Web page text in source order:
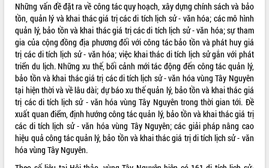
năm 2026
Hội thảo khoa học “Giải pháp thúc đẩy
phát triển nền kinh tế xanh tại tỉnh
Đắk Lắk”
Tăng cường giám sát, đôn đốc thực
hiện nhiệm vụ quản lý tài sản công
hàng tuần
Tháo gỡ những vướng mắc, đẩy mạnh
công tác cải cách thủ tục hành chính
tại Trung tâm Phục vụ hành chính
công tỉnh
Đắk Lắk: Tôn vinh 46 giải pháp tại Hội
thi Sáng tạo Kỹ thuật 2024 - 2025
Những vấn đề đặt ra về công tác quy hoạch, xây dựng chính sách và bảo
tồn, quản lý và khai thác giá trị các di tích lịch sử - văn hóa; các mô hình
quản lý, bảo tồn và khai thác giá trị các di tích lịch sử - văn hóa; sự tham
gia của cộng đồng địa phương đối với công tác bảo tồn và phát huy giá
trị các di tích lịch sử - văn hóa; việc khai thác di tích lịch sử gắn với phát
triển du lịch. Những xu thế, bối cảnh mới tác động đến công tác quản lý,
bảo tồn và khai thác giá trị các di tích lịch sử - văn hóa vùng Tây Nguyên
tại hiện thời và về lâu dài; dự báo xu thế quản lý, bảo tồn và khai thác giá
trị các di tích lịch sử - văn hóa vùng Tây Nguyên trong thời gian tới. Đề
xuất quan điểm, định hướng công tác quản lý, bảo tồn và khai thác giá trị
các di tích lịch sử - văn hóa vùng Tây Nguyên; các giải pháp nâng cao
hiệu quả công tác quản lý, bảo tồn và khai thác giá trị di tích lịch sử - văn
hóa vùng Tây Nguyên.